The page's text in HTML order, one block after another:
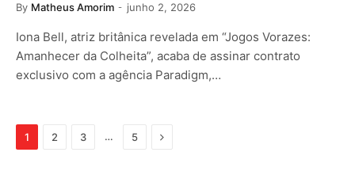
By Matheus Amorim junho 2, 2026
Iona Bell, atriz britânica revelada em “Jogos Vorazes:
Amanhecer da Colheita”, acaba de assinar contrato
exclusivo com a agência Paradigm,…
1 2 3 … 5 Next